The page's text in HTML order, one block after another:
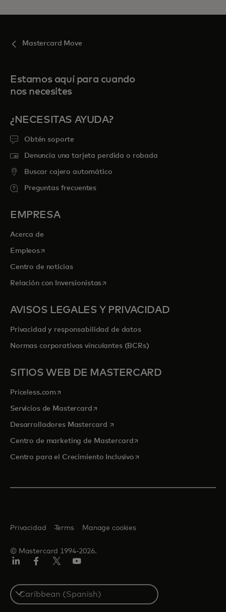
Mastercard Move
Estamos aquí para cuando
nos necesites
¿NECESITAS AYUDA?
Obtén soporte
Denuncia una tarjeta perdida o robada
Buscar cajero automático
Preguntas frecuentes
EMPRESA
Acerca de
Empleosse abre en una pestaña nueva
Centro de noticias
Relación con Inversionistasse abre en una pestaña nueva
AVISOS LEGALES Y PRIVACIDAD
Privacidad y responsabilidad de datos
Normas corporativas vinculantes (BCRs)
SITIOS WEB DE MASTERCARD
Priceless.com se abre en una pestaña nueva
Servicios de Mastercardse abre en una pestaña nueva
Desarrolladores Mastercard se abre en una pestaña nueva
Centro de marketing de Mastercardse abre en una pestaña
Centro para el Crecimiento Inclusivose abre en una pestaña
© Mastercard 1994-2026.
Privacidad Terms Manage cookies
Select
a
country